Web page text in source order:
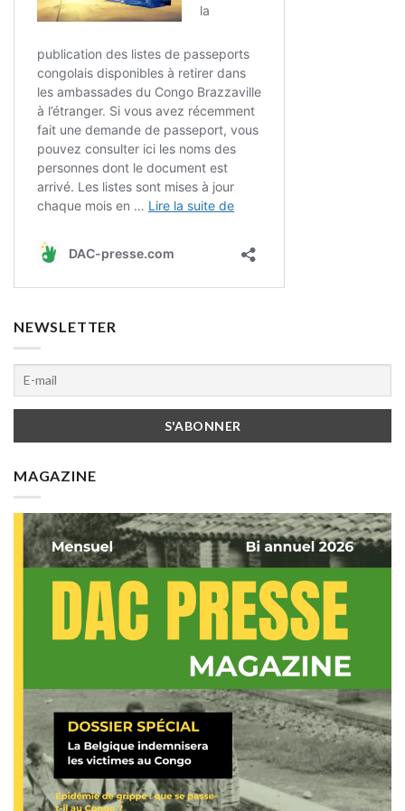
NEWSLETTER
MAGAZINE